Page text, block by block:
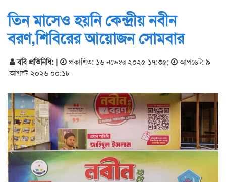
তিন মাসেও হয়নি কেন্দ্রীয় নবীন
বরণ,শিবিরের আয়োজন সোমবার
ববি প্রতিনিধি: | প্রকাশিত: ১৬ নভেম্বর ২০২৫ ১৭:৩৫;
আপডেট: ৯
আগস্ট ২০২৬ ০০:১৮